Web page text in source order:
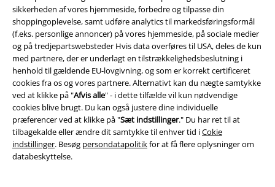
sikkerheden af ​​vores hjemmeside, forbedre og tilpasse din
shoppingoplevelse, samt udføre analytics til markedsføringsformål
(f.eks. personlige annoncer) på vores hjemmeside, på sociale medier
og på tredjepartswebsteder Hvis data overføres til USA, deles de kun
med partnere, der er underlagt en tilstrækkelighedsbeslutning i
henhold til gældende EU-lovgivning, og som er korrekt certificeret
cookies fra os og vores partnere. Alternativt kan du nægte samtykke
ved at klikke på "Afvis alle" - i dette tilfælde vil kun nødvendige
cookies blive brugt. Du kan også justere dine individuelle
præferencer ved at klikke på "Sæt indstillinger." Du har ret til at
tilbagekalde eller ændre dit samtykke til enhver tid iCokie
indstillinger. Besøg persondatapolitikfor at få flere oplysninger om
databeskyttelse.
A Warner Music Group Company